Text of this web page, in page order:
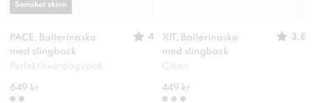
PACE, Ballerinasko
med slingback
4
Perfekt hverdagslook
649 kr
Semsket skinn
XIT, Ballerinasko
med slingback
3.8
Clean
449 kr